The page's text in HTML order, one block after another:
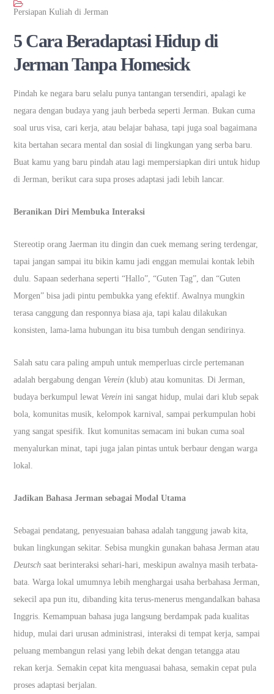
Persiapan Kuliah di Jerman
5 Cara Beradaptasi Hidup di
Jerman Tanpa Homesick
Pindah ke negara baru selalu punya tantangan tersendiri, apalagi ke
negara dengan budaya yang jauh berbeda seperti Jerman. Bukan cuma
soal urus visa, cari kerja, atau belajar bahasa, tapi juga soal bagaimana
kita bertahan secara mental dan sosial di lingkungan yang serba baru.
Buat kamu yang baru pindah atau lagi mempersiapkan diri untuk hidup
di Jerman, berikut cara supa proses adaptasi jadi lebih lancar.
Beranikan Diri Membuka Interaksi
Stereotip orang Jaerman itu dingin dan cuek memang sering terdengar,
tapai jangan sampai itu bikin kamu jadi enggan memulai kontak lebih
dulu. Sapaan sederhana seperti “Hallo”, “Guten Tag”, dan “Guten
Morgen” bisa jadi pintu pembukka yang efektif. Awalnya mungkin
terasa canggung dan responnya biasa aja, tapi kalau dilakukan
konsisten, lama-lama hubungan itu bisa tumbuh dengan sendirinya.
Salah satu cara paling ampuh untuk memperluas circle pertemanan
adalah bergabung dengan Verein(klub) atau komunitas. Di Jerman,
budaya berkumpul lewat Vereinini sangat hidup, mulai dari klub sepak
bola, komunitas musik, kelompok karnival, sampai perkumpulan hobi
yang sangat spesifik. Ikut komunitas semacam ini bukan cuma soal
menyalurkan minat, tapi juga jalan pintas untuk berbaur dengan warga
lokal.
Jadikan Bahasa Jerman sebagai Modal Utama
Sebagai pendatang, penyesuaian bahasa adalah tanggung jawab kita,
bukan lingkungan sekitar. Sebisa mungkin gunakan bahasa Jerman atau
Deutschsaat berinteraksi sehari-hari, meskipun awalnya masih terbata-
bata. Warga lokal umumnya lebih menghargai usaha berbahasa Jerman,
sekecil apa pun itu, dibanding kita terus-menerus mengandalkan bahasa
Inggris. Kemampuan bahasa juga langsung berdampak pada kualitas
hidup, mulai dari urusan administrasi, interaksi di tempat kerja, sampai
peluang membangun relasi yang lebih dekat dengan tetangga atau
rekan kerja. Semakin cepat kita menguasai bahasa, semakin cepat pula
proses adaptasi berjalan.